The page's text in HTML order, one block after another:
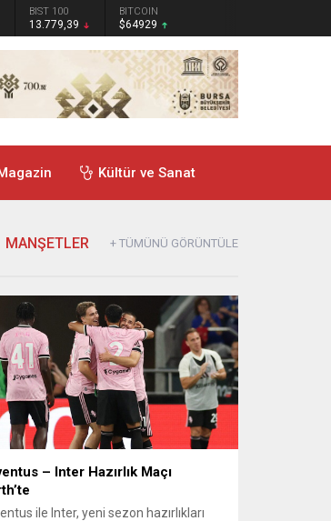
BIST 100
13.779,39
BITCOIN
$64929
Kültür ve Sanat
MANŞETLER + TÜMÜNÜ GÖRÜNTÜLE
– Inter Hazırlık Maçı
ile Inter, yeni sezon hazırlıkları